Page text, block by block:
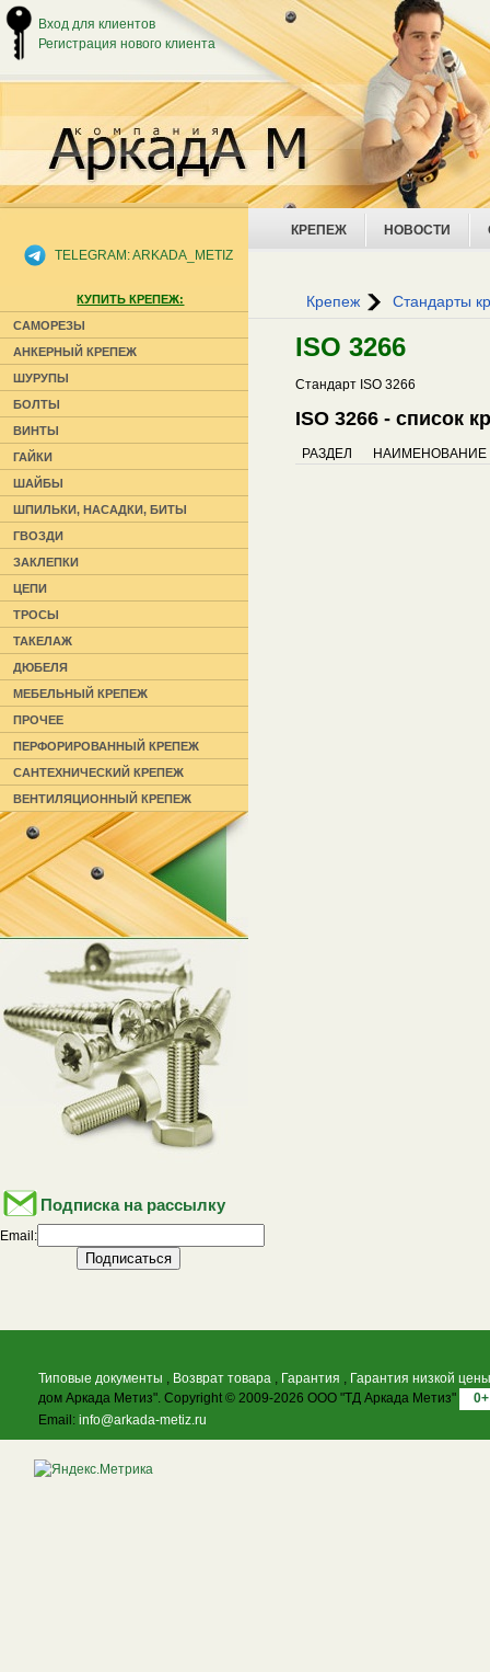
КРЕПЕЖ НОВОСТИ
Крепеж Стандарты
ISO 3266
Стандарт ISO 3266
ISO 3266 - список
РАЗДЕЛ НАИМЕНОВАНИЕ
TELEGRAM: ARKADA_METIZ
КУПИТЬ КРЕПЕЖ:
САМОРЕЗЫ
АНКЕРНЫЙ КРЕПЕЖ
ШУРУПЫ
БОЛТЫ
ВИНТЫ
ГАЙКИ
ШАЙБЫ
ШПИЛЬКИ, НАСАДКИ, БИТЫ
ГВОЗДИ
ЗАКЛЕПКИ
ЦЕПИ
ТРОСЫ
ТАКЕЛАЖ
ДЮБЕЛЯ
МЕБЕЛЬНЫЙ КРЕПЕЖ
ПРОЧЕЕ
ПЕРФОРИРОВАННЫЙ КРЕПЕЖ
САНТЕХНИЧЕСКИЙ КРЕПЕЖ
ВЕНТИЛЯЦИОННЫЙ КРЕПЕЖ
Подписка на рассылку
Email:
Типовые документы , Возврат товара , Гарантия , Гарантия низкой цены
дом Аркада Метиз". Copyright © 2009-2026 ООО "ТД Аркада Метиз"
0+
Email: info@arkada-metiz.ru
Вход для клиентов
Регистрация нового клиента